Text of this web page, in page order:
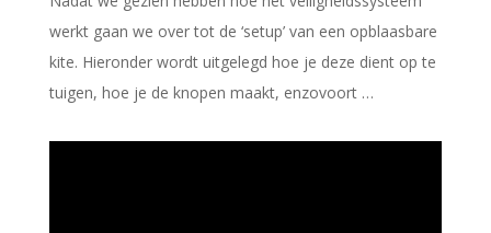
werkt gaan we over tot de ‘setup’ van een opblaasbare
kite. Hieronder wordt uitgelegd hoe je deze dient op te
tuigen, hoe je de knopen maakt, enzovoort …